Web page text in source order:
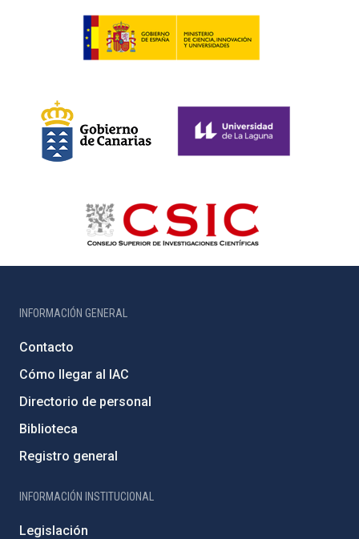
INFORMACIÓN GENERAL
Contacto
Cómo llegar al IAC
Directorio de personal
Biblioteca
Registro general
INFORMACIÓN INSTITUCIONAL
Legislación